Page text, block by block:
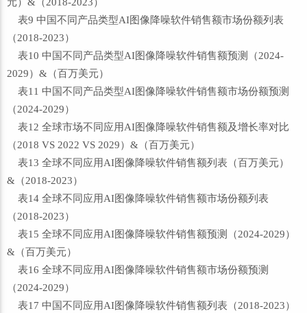
表9 中国不同产品类型AI图像降噪软件销售额市场份额列表
（2018-2023）
表10 中国不同产品类型AI图像降噪软件销售额预测（2024-
2029）&（百万美元）
表11 中国不同产品类型AI图像降噪软件销售额市场份额预测
（2024-2029）
表12 全球市场不同应用AI图像降噪软件销售额及增长率对比
（2018 VS 2022 VS 2029）&（百万美元）
表13 全球不同应用AI图像降噪软件销售额列表（百万美元）
&（2018-2023）
表14 全球不同应用AI图像降噪软件销售额市场份额列表
（2018-2023）
表15 全球不同应用AI图像降噪软件销售额预测（2024-2029）
&（百万美元）
表16 全球不同应用AI图像降噪软件销售额市场份额预测
（2024-2029）
表17 中国不同应用AI图像降噪软件销售额列表（2018-2023）